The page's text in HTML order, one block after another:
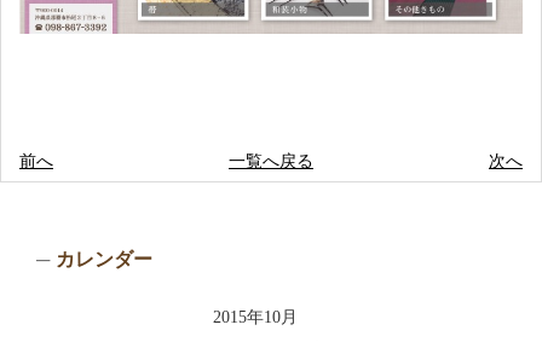
前へ 一覧へ戻る 次へ
カレンダー
2015年10月